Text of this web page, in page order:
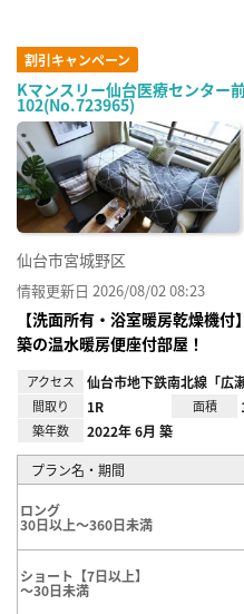
割引キャンペーン
Kマンスリー仙台医療センター
102(No.723965)
仙台市宮城野区
情報更新日 2026/08/02 08:23
【洗面所有・浴室暖房乾燥機
築の温水暖房便座付部屋！
アクセス 仙台市地下鉄南北線「広
間取り 1R 面積
築年数 2022年 6月 築
プラン名・期間
ロング
30日以上～360日未満
ショート【7日以上】
～30日未満